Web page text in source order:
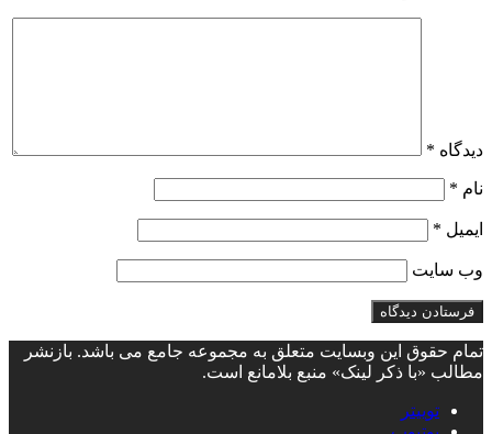
دیدگاه *
نام *
ایمیل *
وب‌ سایت
تمام حقوق این وبسایت متعلق به مجموعه جامع می باشد. بازنشر
مطالب «با ذکر لینک» منبع بلامانع است.
توییتر